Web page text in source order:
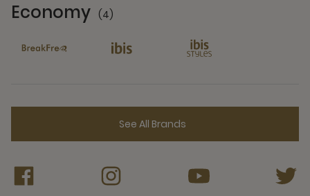
Economy (4)
See All Brands